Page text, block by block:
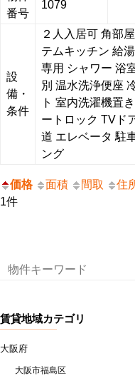
番号
1079
設
備・
条件
２人入居可 角部屋
テムキッチン 給湯
専用 シャワー 浴
別 温水洗浄便座
ト 室内洗濯機置
ートロック TVド
道 エレベータ 駐
ング
価格 面積 間取 住
1件
検
賃貸地域カテゴリ
大阪府
大阪市福島区